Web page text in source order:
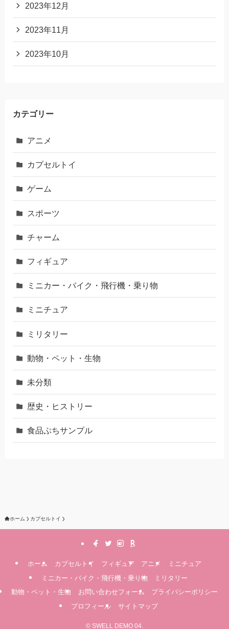
2023年12月
2023年11月
2023年10月
カテゴリー
アニメ
カプセルトイ
ゲーム
スポーツ
チャーム
フィギュア
ミニカー・バイク・飛行機・乗り物
ミニチュア
ミリタリー
動物・ペット・生物
未分類
歴史・ヒストリー
食品ぷちサンプル
ホーム カプセルトイ
ホーム カプセルトイ フィギュア アニメ
ミニチュア
ミニカー・バイク・飛行機・乗り物
ミリタリー
動物・ペット・生物
お問い合わせフォーム
プライバシーポリシー
プロフィール
サイトマップ
© SWELL DEMO 04.